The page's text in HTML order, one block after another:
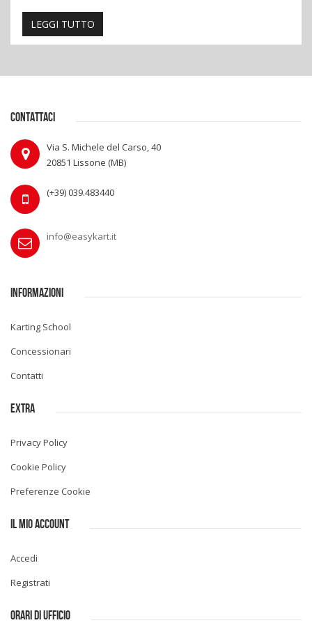
LEGGI TUTTO
CONTATTACI
Via S. Michele del Carso, 40
20851 Lissone (MB)
(+39) 039.483440
info@easykart.it
INFORMAZIONI
Karting School
Concessionari
Contatti
EXTRA
Privacy Policy
Cookie Policy
Preferenze Cookie
IL MIO ACCOUNT
Accedi
Registrati
ORARI DI UFFICIO